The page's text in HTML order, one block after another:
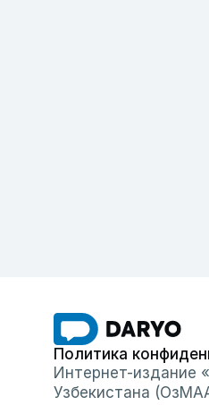
Политика
Интернет-издание
Узбекистана